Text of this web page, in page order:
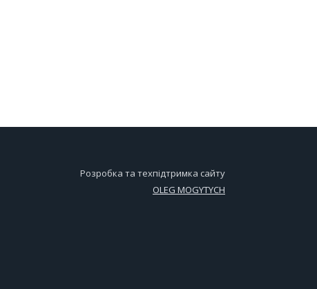
Розробка та техпідтримка сайту
OLEG MOGYTYCH